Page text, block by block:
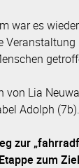
war es
von Lia
Adolph (7b).
zur
zum Ziel